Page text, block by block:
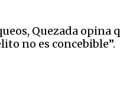
Quezada opina
no es concebible”.